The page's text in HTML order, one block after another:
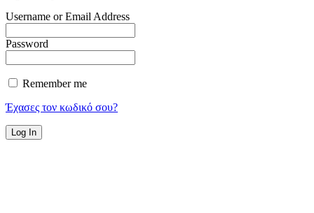
Username or Email Address
Password
Remember me
Έχασες τον κωδικό σου?